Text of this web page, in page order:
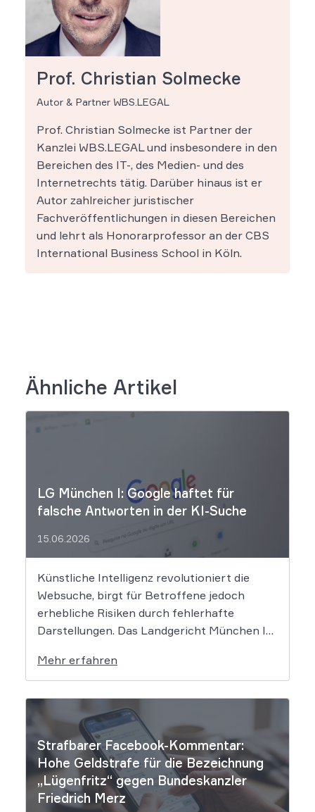
Prof. Christian Solmecke
Autor & Partner WBS.LEGAL
Prof. Christian Solmecke ist Partner der
Kanzlei WBS.LEGAL und insbesondere in den
Bereichen des IT-, des Medien- und des
Internetrechts tätig. Darüber hinaus ist er
Autor zahlreicher juristischer
Fachveröffentlichungen in diesen Bereichen
und lehrt als Honorarprofessor an der CBS
International Business School in Köln.
Ähnliche Artikel
LG München I: Google haftet für
falsche Antworten in der KI-Suche
15.06.2026
Künstliche Intelligenz revolutioniert die
Websuche, birgt für Betroffene jedoch
erhebliche Risiken durch fehlerhafte
Darstellungen. Das Landgericht München I
rechtliche Grenzen. Werden durch die
automatisierten KI-Zusammenfassungen
falsche Tatsachen verbreitet, greift die
unmittelbare Haftung des
Suchmaschinenbetreibers. Das Landgericht
München I (LG München I) hat in […]
Mehr erfahren
Strafbarer Facebook-Kommentar:
Hohe Geldstrafe für die Bezeichnung
„Lügenfritz“ gegen Bundeskanzler
Friedrich Merz